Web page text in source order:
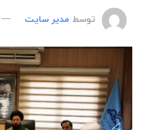
توسط مدیر سایت